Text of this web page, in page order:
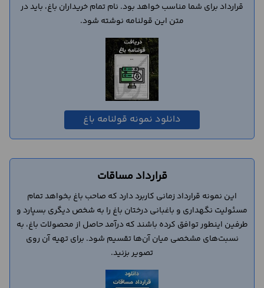
قرارداد برای شما مناسب خواهد بود. نام تمام خریداران باغ، باید در
متن این قولنامه نوشته شود.
دانلود نمونه قولنامه باغ
قرارداد مساقات
این نمونه قرارداد زمانی کاربرد دارد که صاحب باغ بخواهد تمام
مسئولیت نگهداری و باغبانی درختان باغ را به شخص دیگری بسپارد و
طرفین اینطور توافق کرده باشند که درآمد حاصل از محصولات باغ، به
نسبت‌های مشخصی میان آن‌ها تقسیم شود. برای تهیه آن روی
تصویر بزنید.